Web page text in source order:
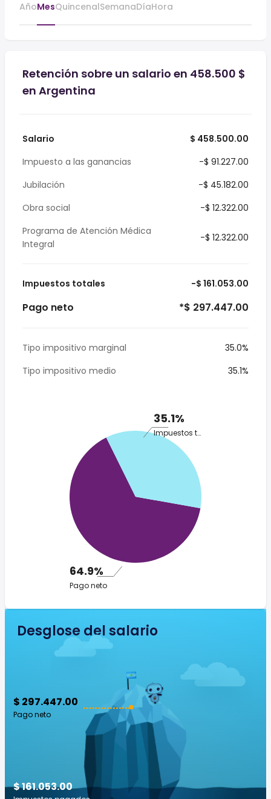
AñoMesQuincenalSemanaDíaHora
Retención sobre un salario en 458.500 $
en Argentina
Salario
$ 458.500.00
Impuesto a las ganancias
-$ 91.227.00
Jubilación
-$ 45.182.00
Obra social
-$ 12.322.00
Programa de Atención Médica
Integral
-$ 12.322.00
Impuestos totales -$ 161.053.00
Pago neto *$ 297.447.00
Tipo impositivo marginal
35.0%
Tipo impositivo medio
35.1%
35.1%
Impuestos totales
64.9%
Pago neto
Desglose del salario
$ 297.447.00
Pago neto
$ 161.053.00